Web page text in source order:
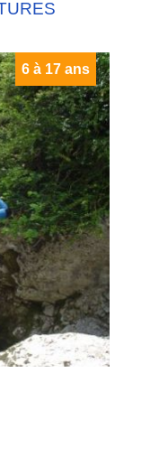
6 à 17 ans